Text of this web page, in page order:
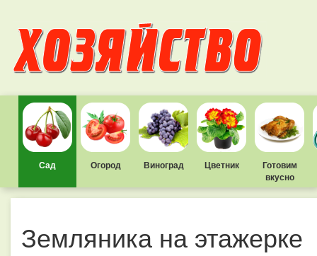
Сад Огород Виноград Цветник
Готовим
вкусно
Земляника на этажерке